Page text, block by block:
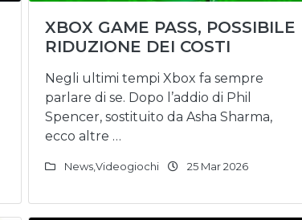
XBOX GAME PASS, POSSIBILE
RIDUZIONE DEI COSTI
Negli ultimi tempi Xbox fa sempre
parlare di se. Dopo l’addio di Phil
Spencer, sostituito da Asha Sharma,
ecco altre …
NewsVideogiochi 25 Mar 2026